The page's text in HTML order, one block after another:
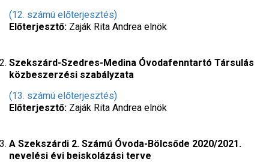
(12. számú előterjesztés)
Előterjesztő: Zaják Rita Andrea elnök
Szekszárd-Szedres-Medina Óvodafenntartó Társulás
közbeszerzési szabályzata
(13. számú előterjesztés)
Előterjesztő: Zaják Rita Andrea elnök
A Szekszárdi 2. Számú Óvoda-Bölcsőde 2020/2021.
nevelési évi beiskolázási terve